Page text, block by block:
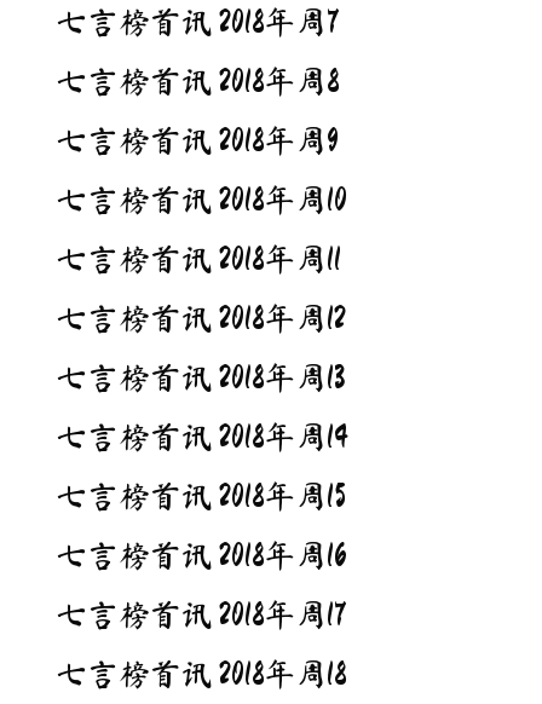
七言榜首讯 2018年周7
七言榜首讯 2018年周8
七言榜首讯 2018年周9
七言榜首讯 2018年周10
七言榜首讯 2018年周11
七言榜首讯 2018年周12
七言榜首讯 2018年周13
七言榜首讯 2018年周14
七言榜首讯 2018年周15
七言榜首讯 2018年周16
七言榜首讯 2018年周17
七言榜首讯 2018年周18